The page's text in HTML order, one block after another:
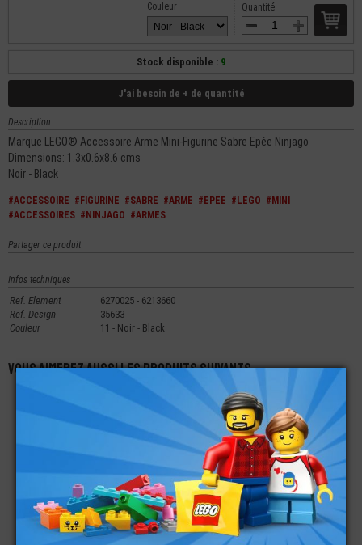
Quantité
Couleur
Stock disponible : 9
J'ai besoin de + de quantité
Description
Marque LEGO® Accessoire Arme Mini-Figurine Sabre Epée Ninjago
Dimensions: 1.3x0.6x8.6 cms
Noir - Black
#ACCESSOIRE #FIGURINE #SABRE #ARME #EPEE #LEGO #MINI
#ACCESSOIRES #NINJAGO #ARMES
Partager ce produit
Infos techniques
Ref. Element
6270025 - 6213660
Ref. Design
35633
Couleur
11 - Noir - Black
Vous aimerez aussi les produits suivants
LEGO® MINI-
LE CHAMPION DE
PATINAGE
5,90€
LEGO® MINI-
FIGURINE DISNEY
ABUELA ALMA
MADRIGAL
9,90€
LEGO® ACCESSOIRE
MINI-FIGURINE ARME
PISTOLET STAR-
WARS
0,99€
LEGO® MINI-
LEGO® MINI-
LEGO® ACCESSOIRE